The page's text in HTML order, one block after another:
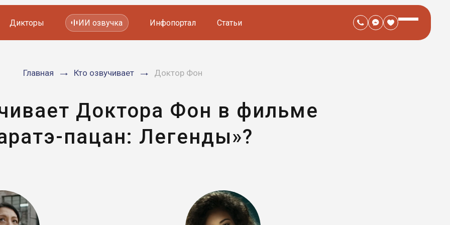
Мультфильмов
Дикторы ИИ озвучка Инфопортал Статьи
Главная Кто озвучивает Доктор Фон
Доктора Фон в фильме
пацан: Легенды»?